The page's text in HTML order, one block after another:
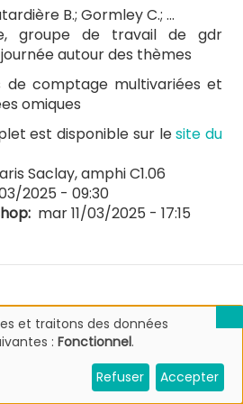
B.; Gormley C.; ...
groupe de travail de gdr
autour des thèmes
de comptage multivariées et
omiques
est disponible sur lesite du
Saclay, amphi C1.06
2025 - 09:30
mar 11/03/2025 - 17:15
et traitons des données
: Fonctionnel.
Refuser Accepter